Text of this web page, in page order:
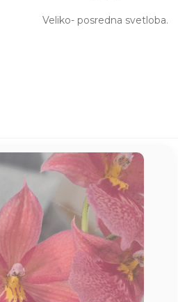
Veliko- posredna svetloba.